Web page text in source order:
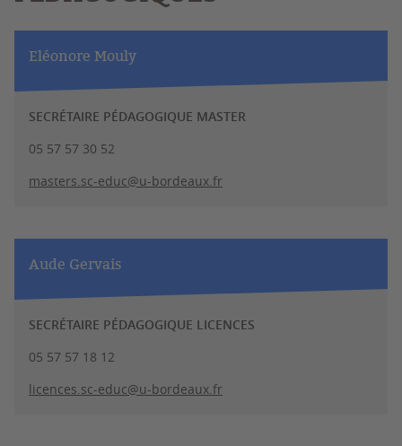
Eléonore Mouly
SECRÉTAIRE PÉDAGOGIQUE MASTER
05 57 57 30 52
masters.sc-educ@u-bordeaux.fr
Aude Gervais
SECRÉTAIRE PÉDAGOGIQUE LICENCES
05 57 57 18 12
licences.sc-educ@u-bordeaux.fr